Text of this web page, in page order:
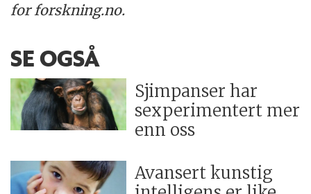
for forskning.no.
SE OGSÅ
Sjimpanser har
sexperimentert mer
enn oss
Avansert kunstig